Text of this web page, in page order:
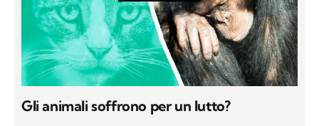
Gli animali soffrono per un lutto?